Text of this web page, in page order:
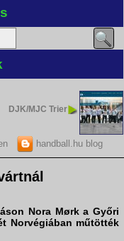
DJK/MJC Trier
handball.hu blog
Nora Mørk a Győri
Norvégiában műtötték